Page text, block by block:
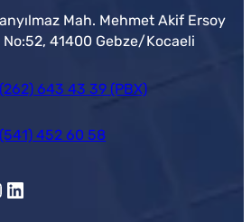
Mah. Mehmet Akif Ersoy
No:52, 41400 Gebze/Kocaeli
643 43 39 (PBX)
452 60 58
LinkedIn